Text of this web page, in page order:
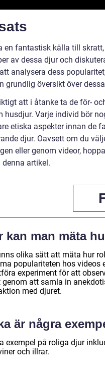
en fantastisk källa till
av dessa djur och
analysera dess
grundlig översikt över
att i åtanke ta de för-
husdjur. Varje individ bör
etiska aspekter innan de
djur. Oavsett om du
eller genom videor,
artikel.
kan man mäta
olika sätt att mäta hur
populariteten hos videos
experiment för att
genom att samla in
med djuret.
är några
exempel på roliga djur
och illrar.